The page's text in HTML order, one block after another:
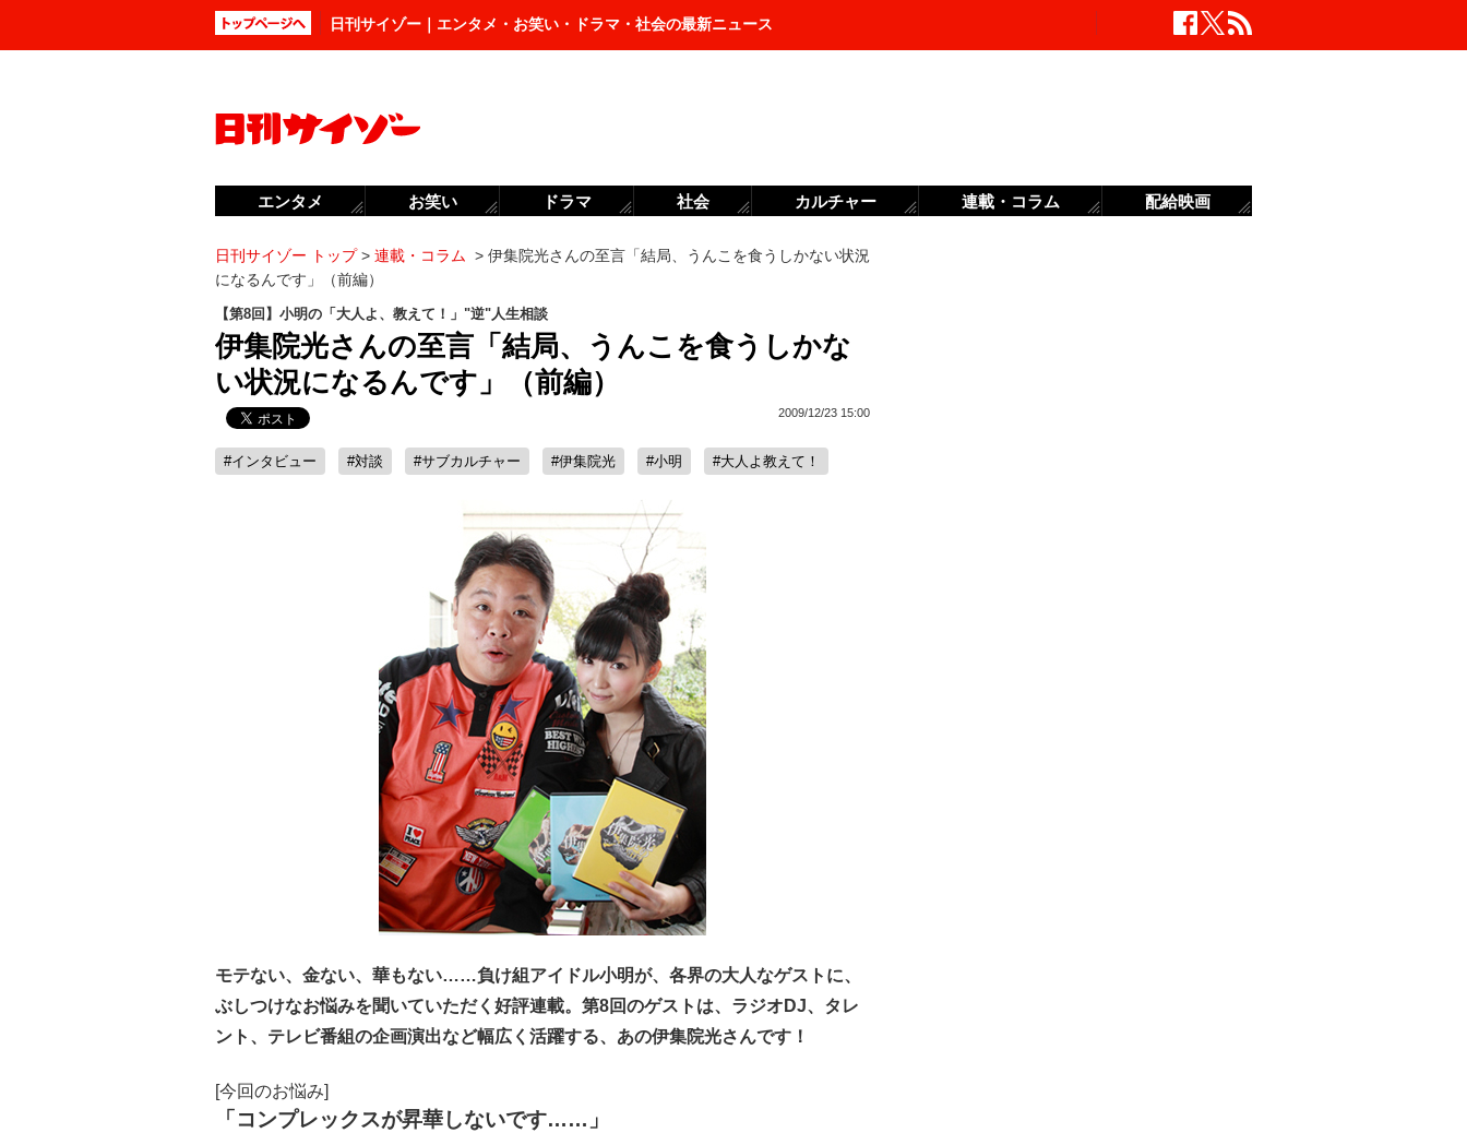
日刊サイゾー｜エンタメ・お笑い・ドラマ・社会の最新ニュース
日刊サイゾー トップ> 連載・コラム > 伊集院光さんの至言「結局、うんこを食うしかない状況
になるんです」（前編）
【第8回】小明の「大人よ、教えて！」"逆"人生相談
伊集院光さんの至言「結局、うんこを食うしかな
い状況になるんです」（前編）
2009/12/23 15:00
#インタビュー #対談 #サブカルチャー #伊集院光 #小明 #大人よ教えて！
モテない、金ない、華もない……負け組アイドル小明が、各界の大人なゲストに、
ぶしつけなお悩みを聞いていただく好評連載。第8回のゲストは、ラジオDJ、タレ
ント、テレビ番組の企画演出など幅広く活躍する、あの伊集院光さんです！
[今回のお悩み]
「コンプレックスが昇華しないです……」
エンタメ お笑い ドラマ 社会 カルチャー 連載・コラム 配給映画